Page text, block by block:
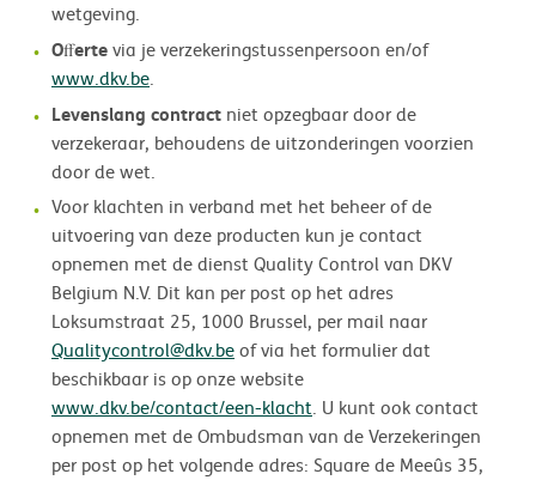
wetgeving.
Oﬀertevia je verzekeringstussenpersoon en/of
www.dkv.be.
Levenslang contract niet opzegbaar door de
verzekeraar, behoudens de uitzonderingen voorzien
door de wet.
Voor klachten in verband met het beheer of de
uitvoering van deze producten kun je contact
opnemen met de dienst Quality Control van DKV
Belgium N.V. Dit kan per post op het adres
Loksumstraat 25, 1000 Brussel, per mail naar
Qualitycontrol@dkv.beof via het formulier dat
beschikbaar is op onze website
www.dkv.be/contact/een-klacht. U kunt ook contact
opnemen met de Ombudsman van de Verzekeringen
per post op het volgende adres: Square de Meeûs 35,